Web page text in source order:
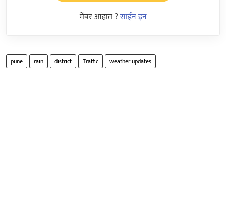
मेंबर आहात ?साईन इन
pune rain district Traffic weather updates